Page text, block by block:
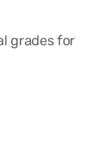
grades for